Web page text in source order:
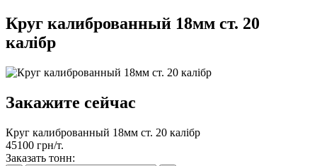
Круг калиброванный 18мм ст. 20
калібр
Закажите сейчас
Круг калиброванный 18мм ст. 20 калібр
45100 грн/т.
Заказать тонн: